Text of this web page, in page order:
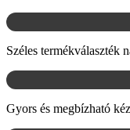
Széles termékválaszték
Gyors és megbízható